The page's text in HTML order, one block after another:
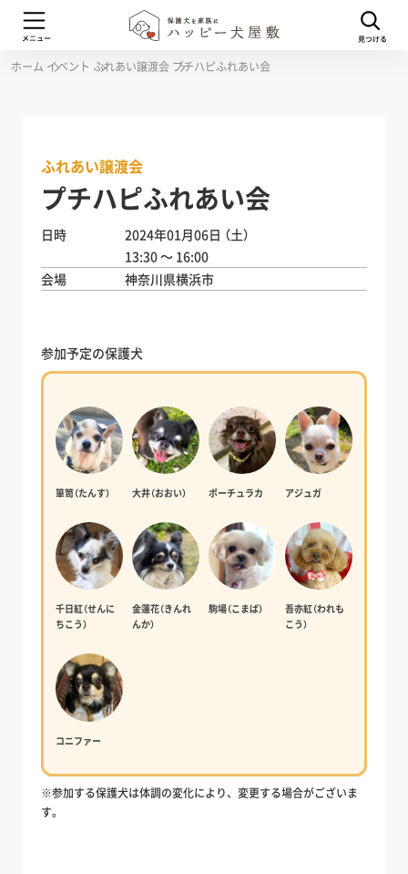
ホーム イベント ふれあい譲渡会 プチハピふれあい会
ふれあい譲渡会
プチハピふれあい会
日時 2024年01月06日 （土）
13:30 ～ 16:00
会場
神奈川県横浜市
参加予定の保護犬
箪笥（たんす） 大井（おおい） ポーチュラカ アジュガ
千日紅（せんに
ちこう）
金蓮花（きんれ
んか）
駒場（こまば）
吾亦紅（われも
こう）
コニファー
※参加する保護犬は体調の変化により、変更する場合がございま
す。